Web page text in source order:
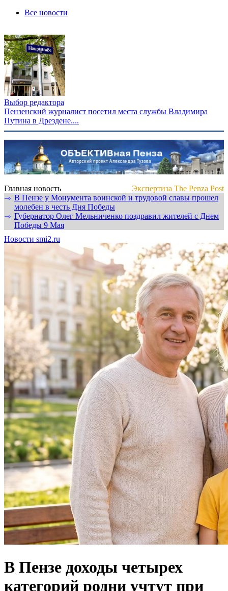
Все новости
Выбор редактора
Пензенский журналист посетил места службы Владимира
Путина в Дрездене....
Главная новость
Экспертиза The Penza Post
⇾ В Пензе у Монумента воинской и трудовой славы прошел
молебен в честь Дня Победы
⇾ Губернатор Олег Мельниченко поздравил жителей с Днем
Победы 9 Мая
Новости smi2.ru
В Пензе доходы четырех
категорий родни учтут при